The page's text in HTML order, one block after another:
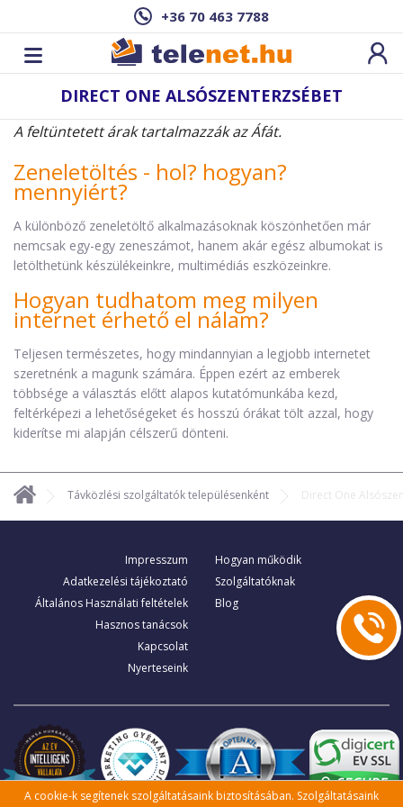
+36 70 463 7788
DIRECT ONE ALSÓSZENTERZSÉBET
A feltüntetett árak tartalmazzák az Áfát.
Zeneletöltés - hol? hogyan?
mennyiért?
A különböző zeneletöltő alkalmazásoknak köszönhetően már
nemcsak egy-egy zeneszámot, hanem akár egész albumokat is
letölthetünk készülékeinkre, multimédiás eszközeinkre.
Hogyan tudhatom meg milyen
internet érhető el nálam?
Teljesen természetes, hogy mindannyian a legjobb internetet
szeretnénk a magunk számára. Éppen ezért az emberek
többsége a választás előtt alapos kutatómunkába kezd,
feltérképezi a lehetőségeket és hosszú órákat tölt azzal, hogy
kiderítse mi alapján célszerű dönteni.
Távközlési szolgáltatók településenként Direct One
Impresszum
Adatkezelési tájékoztató
Általános Használati feltételek
Hasznos tanácsok
Kapcsolat
Nyerteseink
Hogyan működik
Szolgáltatóknak
Blog
A cookie-k segítenek szolgáltatásaink biztosításában. Szolgáltatásaink